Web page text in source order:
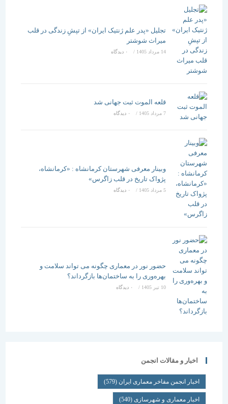
تجلیل «پدر علم ژنتیک ایران» از تپشِ زندگی در قلب
میراث شوشتر
14 مرداد 1405 / ۰ دیدگاه
قلعه الموت ثبت جهانی شد
/ ۰ دیدگاه
وبینار معرفی شهرستان کرمانشاه : «کرمانشاه،
پژواک تاریخ در قلب زاگرس»
5 مرداد 1405 / ۰ دیدگاه
حضور نور در معماری چگونه می تواند سلامت و
بهره‌وری را به ساختمان‌ها بازگرداند؟
/ ۰ دیدگاه
اخبار و مقالات انجمن
اخبار انجمن مفاخر معماری ایران (579)
اخبار معماری و شهرسازی(540)